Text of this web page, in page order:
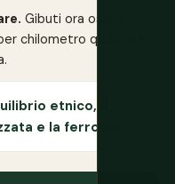
Gibuti ora ospita più
chilometro quadrato di
etnico, il
e la ferrovia